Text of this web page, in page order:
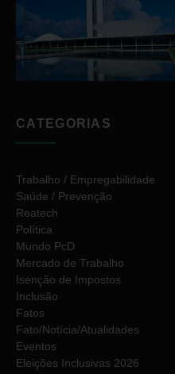
CATEGORIAS
Trabalho / Empregabilidade
Saúde / Prevenção
Reatech
Política
Mundo PcD
Mercado de Trabalho
Isenção de Impostos
Inclusão
Fatos
Fato/Notícia/Atualidades
Eventos
Eleições Inclusivas 2026